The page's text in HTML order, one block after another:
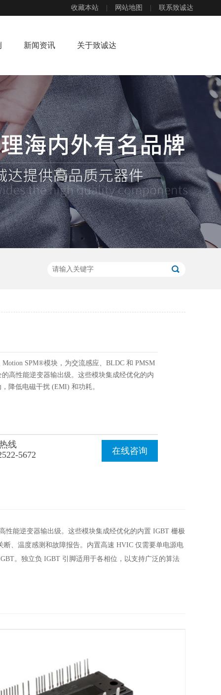
收藏本站 网站地图 联系致诚达
新闻资讯 关于致诚达
Motion SPM®模块，为交流感应、BLDC 和 PMSM
高性能逆变器输出级。这些模块集成经优化的内
降低电磁干扰 (EMI) 和功耗。
在线咨询
线
5672
性能逆变器输出级。这些模块集成经优化的内置 IGBT 栅极
、温度感测和故障报告。内置高速 HVIC 仅需要单电源电
。独立负 IGBT 引脚适用于各相位，以支持广泛的算法